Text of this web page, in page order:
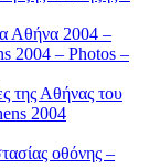
Αθήνα 2004 –
2004 – Photos –
της Αθήνας του
2004
οθόνης –